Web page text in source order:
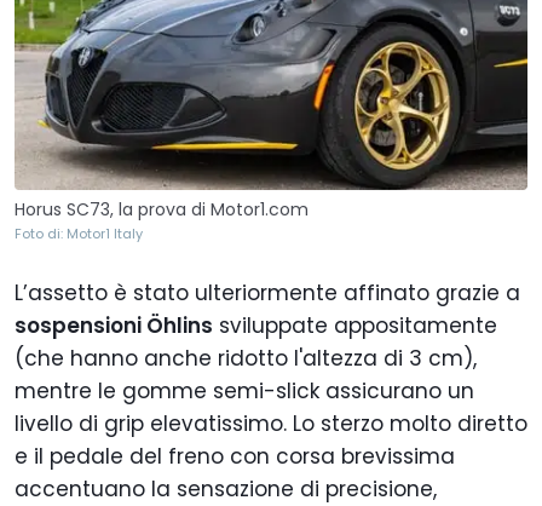
Horus SC73, la prova di Motor1.com
Foto di: Motor1 Italy
L’assetto è stato ulteriormente affinato grazie a
sospensioni Öhlins sviluppate appositamente
(che hanno anche ridotto l'altezza di 3 cm),
mentre le gomme semi-slick assicurano un
livello di grip elevatissimo. Lo sterzo molto diretto
e il pedale del freno con corsa brevissima
accentuano la sensazione di precisione,